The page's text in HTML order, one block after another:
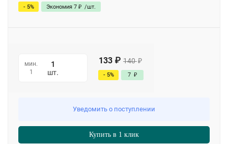
- 5% Экономия 7 ₽ /шт.
мин.
1
шт.
133 ₽ 140 ₽
- 5% 7 ₽
Уведомить о поступлении
Купить в 1 клик